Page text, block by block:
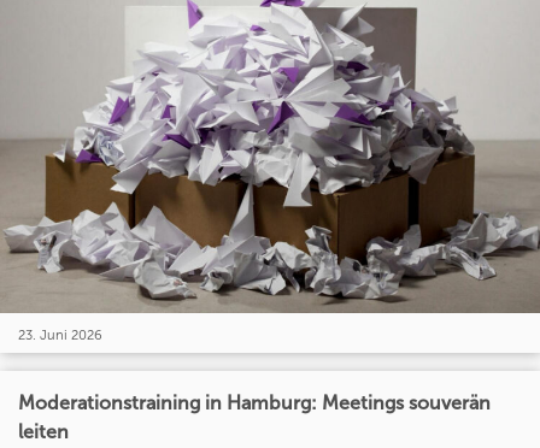
23. Juni 2026
Moderationstraining in Hamburg: Meetings souverän
leiten